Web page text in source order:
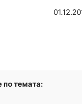
г.
по темата: